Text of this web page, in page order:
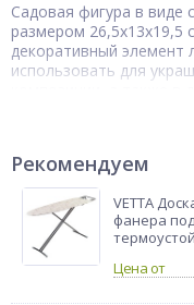
Садовая фигура в виде
размером 26,5x13x19,5
декоративный
использовать для
Бренд
Рекомендуем
VETTA
фанера